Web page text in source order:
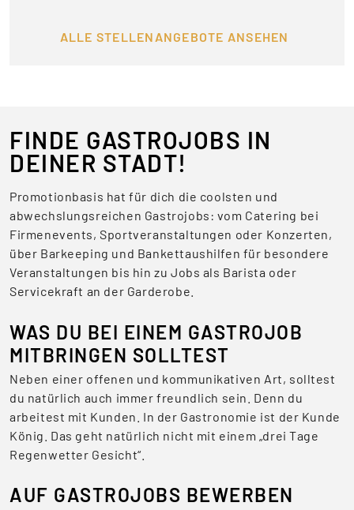
ALLE STELLENANGEBOTE ANSEHEN
FINDE GASTROJOBS IN
DEINER STADT!
Promotionbasis hat für dich die coolsten und
abwechslungsreichen Gastrojobs: vom Catering bei
Firmenevents, Sportveranstaltungen oder Konzerten,
über Barkeeping und Bankettaushilfen für besondere
Veranstaltungen bis hin zu Jobs als Barista oder
Servicekraft an der Garderobe.
WAS DU BEI EINEM GASTROJOB
MITBRINGEN SOLLTEST
Neben einer offenen und kommunikativen Art, solltest
du natürlich auch immer freundlich sein. Denn du
arbeitest mit Kunden. In der Gastronomie ist der Kunde
König. Das geht natürlich nicht mit einem „drei Tage
Regenwetter Gesicht“.
AUF GASTROJOBS BEWERBEN